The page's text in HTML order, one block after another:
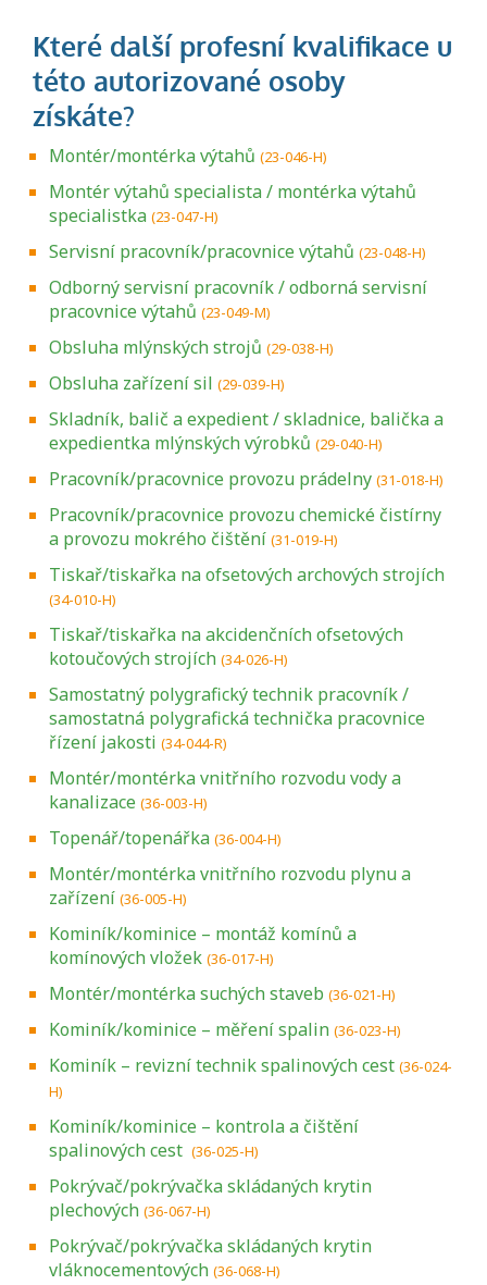
Montér/montérka výtahů (23-046-H)
Montér výtahů specialista / montérka výtahů
specialistka (23-047-H)
Servisní pracovník/pracovnice výtahů (23-048-H)
Odborný servisní pracovník / odborná servisní
pracovnice výtahů (23-049-M)
Obsluha mlýnských strojů (29-038-H)
Obsluha zařízení sil (29-039-H)
Skladník, balič a expedient / skladnice, balička a
expedientka mlýnských výrobků (29-040-H)
Pracovník/pracovnice provozu prádelny (31-018-H)
Pracovník/pracovnice provozu chemické čistírny
a provozu mokrého čištění (31-019-H)
Tiskař/tiskařka na ofsetových archových strojích
(34-010-H)
Tiskař/tiskařka na akcidenčních ofsetových
kotoučových strojích (34-026-H)
Samostatný polygrafický technik pracovník /
samostatná polygrafická technička pracovnice
řízení jakosti (34-044-R)
Montér/montérka vnitřního rozvodu vody a
kanalizace (36-003-H)
Topenář/topenářka (36-004-H)
Montér/montérka vnitřního rozvodu plynu a
zařízení (36-005-H)
Kominík/kominice – montáž komínů a
komínových vložek (36-017-H)
Montér/montérka suchých staveb (36-021-H)
Kominík/kominice – měření spalin (36-023-H)
Kominík – revizní technik spalinových cest (36-024-
H)
Kominík/kominice – kontrola a čištění
spalinových cest (36-025-H)
Pokrývač/pokrývačka skládaných krytin
plechových (36-067-H)
Pokrývač/pokrývačka skládaných krytin
vláknocementových (36-068-H)